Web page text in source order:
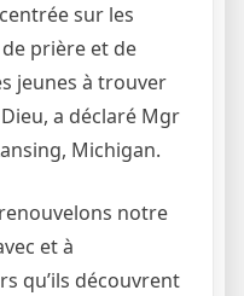
sur les
prière et de
jeunes à trouver
a déclaré Mgr
Michigan.
notre
et à
qu’ils découvrent